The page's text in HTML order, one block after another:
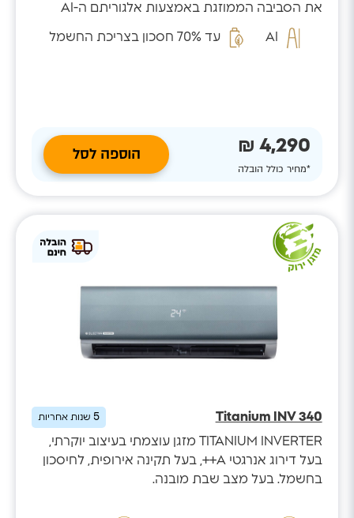
את הסביבה הממוזגת באמצעות אלגוריתם ה-AI
המזהה...
AI
עד 70% חסכון בצריכת החשמל
4,290 ₪
*מחיר כולל הובלה
הוספה לסל
Titanium INV 340
5שנות אחריות
TITANIUM INVERTER מזגן עוצמתי בעיצוב יוקרתי,
בעל דירוג אנרגטי A++, בעל תקינה אירופית, לחיסכון
בחשמל. בעל מצב שבת מובנה.